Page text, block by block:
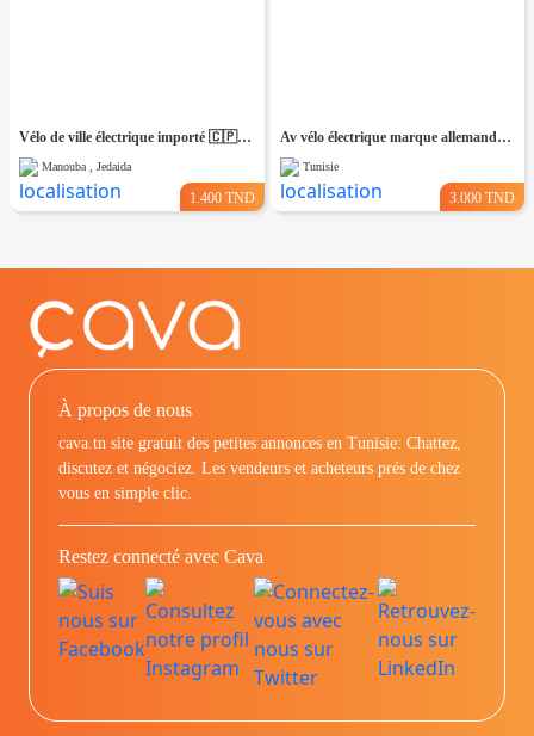
Vélo de ville électrique importé 🇨🇵 26pouces
Manouba , Jedaida
1.400 TND
Av vélo électrique marque allemande kalkhoff
Tunisie
3.000 TND
À propos de nous
cava.tn site gratuit des petites annonces en Tunisie: Chattez,
discutez et négociez. Les vendeurs et acheteurs prés de chez
vous en simple clic.
Restez connecté avec Cava